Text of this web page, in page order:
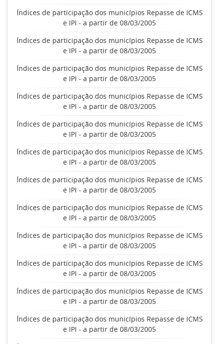
Índices de participação dos municípios Repasse de ICMS
e IPI - a partir de 08/03/2005
Índices de participação dos municípios Repasse de ICMS
e IPI - a partir de 08/03/2005
Índices de participação dos municípios Repasse de ICMS
e IPI - a partir de 08/03/2005
Índices de participação dos municípios Repasse de ICMS
e IPI - a partir de 08/03/2005
Índices de participação dos municípios Repasse de ICMS
e IPI - a partir de 08/03/2005
Índices de participação dos municípios Repasse de ICMS
e IPI - a partir de 08/03/2005
Índices de participação dos municípios Repasse de ICMS
e IPI - a partir de 08/03/2005
Índices de participação dos municípios Repasse de ICMS
e IPI - a partir de 08/03/2005
Índices de participação dos municípios Repasse de ICMS
e IPI - a partir de 08/03/2005
Índices de participação dos municípios Repasse de ICMS
e IPI - a partir de 08/03/2005
Índices de participação dos municípios Repasse de ICMS
e IPI - a partir de 08/03/2005
Índices de participação dos municípios Repasse de ICMS
e IPI - a partir de 08/03/2005